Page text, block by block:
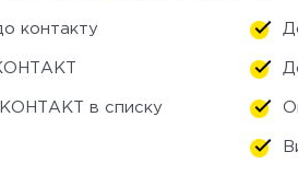
контакту
в списку